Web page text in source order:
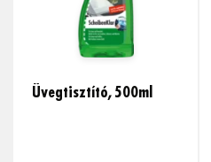
Üvegtisztító, 500ml